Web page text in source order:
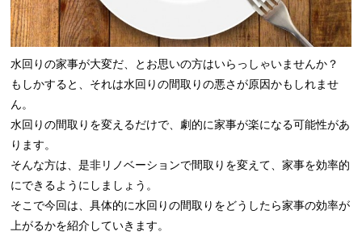
水回りの家事が大変だ、とお思いの方はいらっしゃいませんか？
もしかすると、それは水回りの間取りの悪さが原因かもしれませ
ん。
水回りの間取りを変えるだけで、劇的に家事が楽になる可能性があ
ります。
そんな方は、是非リノベーションで間取りを変えて、家事を効率的
にできるようにしましょう。
そこで今回は、具体的に水回りの間取りをどうしたら家事の効率が
上がるかを紹介していきます。